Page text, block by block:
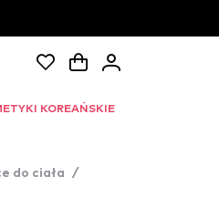
KOREAŃSKIE
do ciała
/